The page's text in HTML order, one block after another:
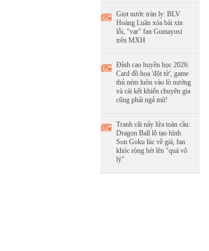
Giọt nước tràn ly: BLV
Hoàng Luân xóa bài xin
lỗi, "var" fan Gumayusi
trên MXH
Đỉnh cao huyền học 2026:
Card đồ họa 'đột tử', game
thủ ném luôn vào lò nướng
và cái kết khiến chuyên gia
cũng phải ngả mũ!
Tranh cãi nảy lửa toàn cầu:
Dragon Ball lộ tạo hình
Son Goku lúc về già, fan
khóc ròng hét lên "quá vô
lý"